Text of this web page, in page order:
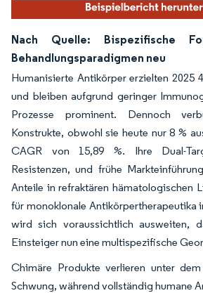
Nach Quelle: Bispezifische
Behandlungsparadigmen neu
Humanisierte Antikörper erzielten 2025
und bleiben aufgrund geringer
Prozesse prominent. Dennoch
Konstrukte, obwohl sie heute nur 8 %
CAGR von 15,89 %. Ihre Dual-
Resistenzen, und frühe
Anteile in refraktären hämatologischen
für monoklonale Antikörpertherapeutika
wird sich voraussichtlich ausweiten,
Einsteiger nun eine multispezifische
Chimäre Produkte verlieren unter
Schwung, während vollständig humane